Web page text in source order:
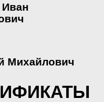
Михайлович